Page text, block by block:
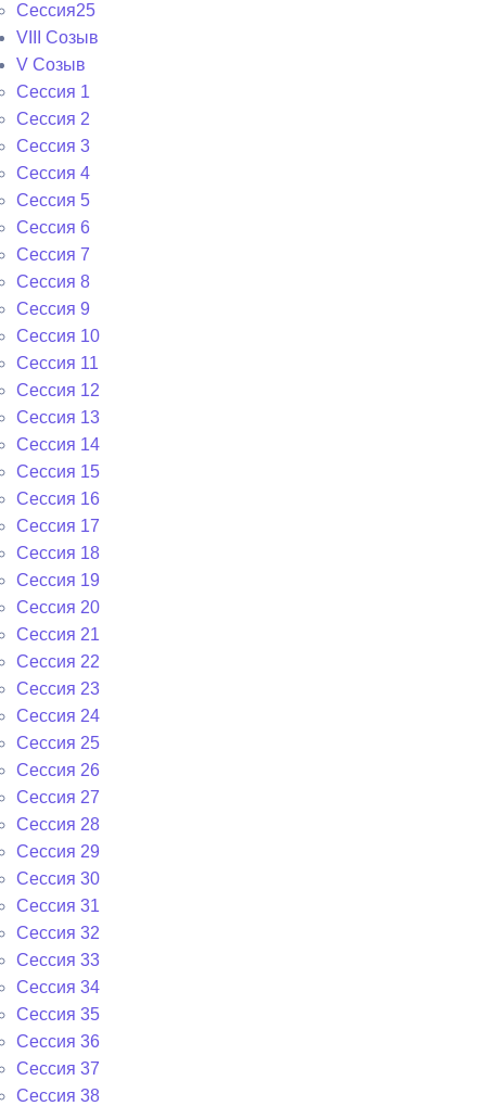
Сессия25
VIII Созыв
V Созыв
Сессия 1
Сессия 2
Сессия 3
Сессия 4
Сессия 5
Сессия 6
Сессия 7
Сессия 8
Сессия 9
Сессия 10
Сессия 11
Сессия 12
Сессия 13
Сессия 14
Сессия 15
Сессия 16
Сессия 17
Сессия 18
Сессия 19
Сессия 20
Сессия 21
Сессия 22
Сессия 23
Сессия 24
Сессия 25
Сессия 26
Сессия 27
Сессия 28
Сессия 29
Сессия 30
Сессия 31
Сессия 32
Сессия 33
Сессия 34
Сессия 35
Сессия 36
Сессия 37
Сессия 38